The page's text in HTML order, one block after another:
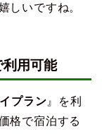
しいですね。
利用可能
プラン 』を利
格で宿泊する